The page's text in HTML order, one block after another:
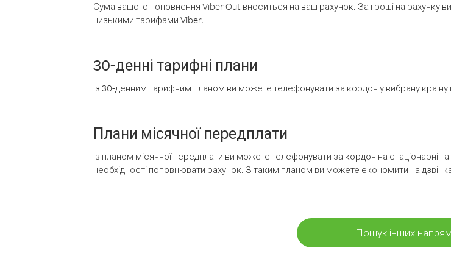
Сума вашого поповнення Viber Out вноситься на ваш рахунок. За гроші на рахунку
низькими тарифами Viber.
30-денні тарифні плани
Із 30-денним тарифним планом ви можете телефонувати за кордон у вибрану
Плани місячної передплати
Із планом місячної передплати ви можете телефонувати за кордон на стаціонарні
необхідності поповнювати рахунок. З таким планом ви можете економити на
Пошук інших